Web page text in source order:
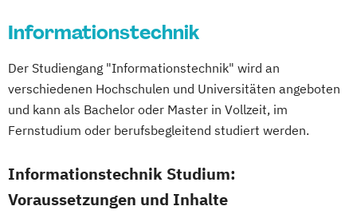
Engineering: Studienzweig Autonomous
Information and Communications
Engineering: Studienzweig Networks and
Communications
Engineering: Studienzweig
Wirtschaftsingenieurwesen
International Business and Economics
Informationstechnik
Der Studiengang "Informationstechnik" wird an
verschiedenen Hochschulen und Universitäten angeboten
und kann als Bachelor oder Master in Vollzeit, im
Fernstudium oder berufsbegleitend studiert werden.
Informationstechnik Studium:
Voraussetzungen und Inhalte